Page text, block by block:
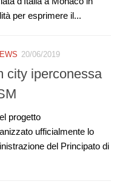
per esprimere il...
20/06/2019
city iperconessa
progetto
ufficialmente lo
del Principato di